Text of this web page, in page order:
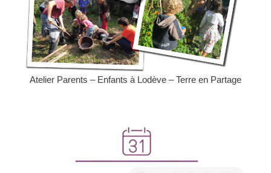
Atelier Parents – Enfants à Lodève – Terre en Partage